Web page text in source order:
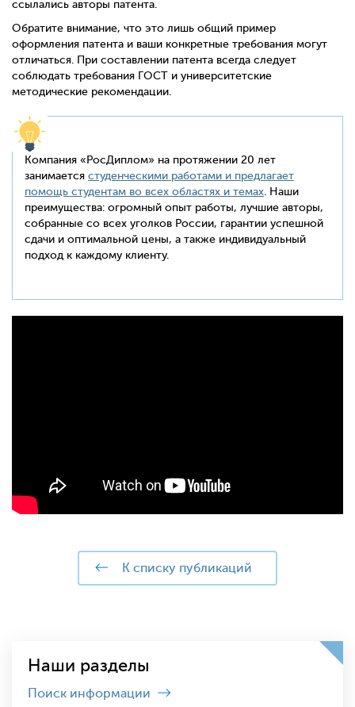
ссылались авторы патента.
Обратите внимание, что это лишь общий пример
оформления патента и ваши конкретные требования могут
отличаться. При составлении патента всегда следует
соблюдать требования ГОСТ и университетские
методические рекомендации.
Компания «РосДиплом» на протяжении 20 лет
занимается студенческими работами и предлагает
помощь студентам во всех областях и темах . Наши
преимущества: огромный опыт работы, лучшие авторы,
собранные со всех уголков России, гарантии успешной
сдачи и оптимальной цены, а также индивидуальный
подход к каждому клиенту.
к списку публикаций
Наши разделы
Поиск информации